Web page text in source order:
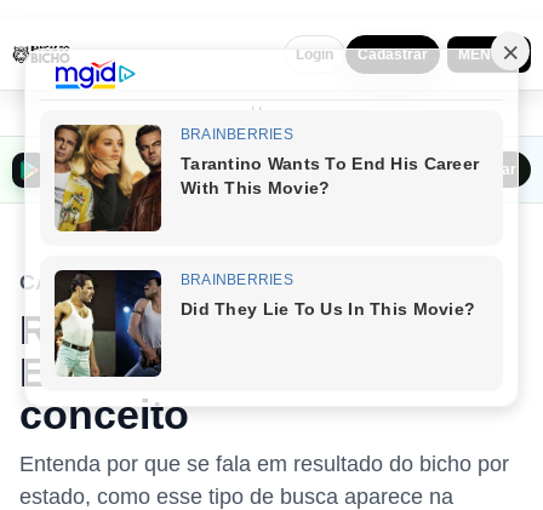
MENU ▼
Login Cadastrar
Home
Baixar o Bancas do Bicho na Play Store Baixar
CATEGORIA
Resultado do Bicho por
Estado: entenda o
conceito
Entenda por que se fala em resultado do bicho por
estado, como esse tipo de busca aparece na